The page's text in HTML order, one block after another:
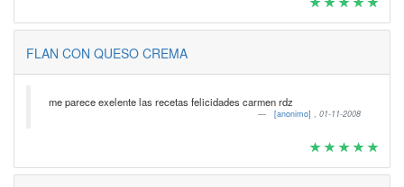
FLAN CON QUESO CREMA
me parece exelente las recetas felicidades carmen rdz
[anonimo] , 01-11-2008